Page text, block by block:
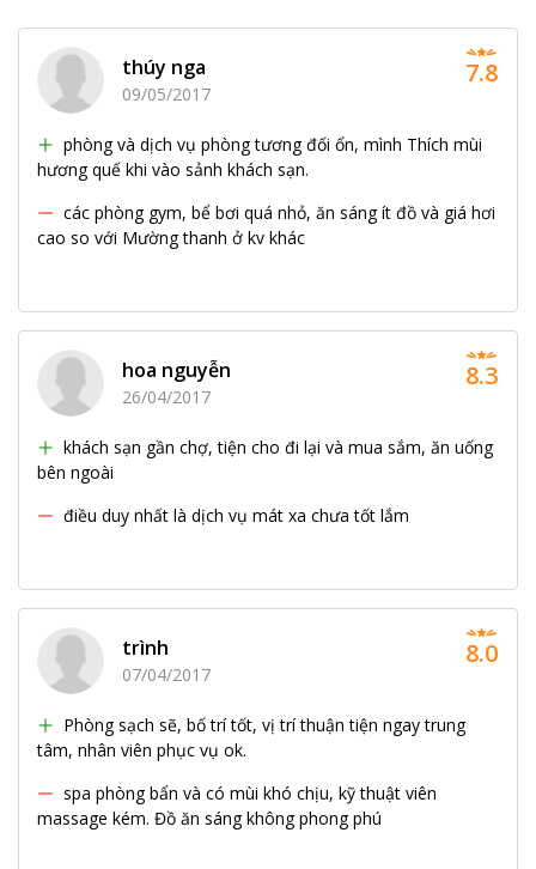
thúy nga
09/05/2017
phòng và dịch vụ phòng tương đối ổn, mình Thích mùi
hương quế khi vào sảnh khách sạn.
các phòng gym, bể bơi quá nhỏ, ăn sáng ít đồ và giá hơi
cao so với Mường thanh ở kv khác
7.8
hoa nguyễn
26/04/2017
khách sạn gần chợ, tiện cho đi lại và mua sắm, ăn uống
bên ngoài
điều duy nhất là dịch vụ mát xa chưa tốt lắm
8.3
trình
07/04/2017
Phòng sạch sẽ, bố trí tốt, vị trí thuận tiện ngay trung
tâm, nhân viên phục vụ ok.
spa phòng bẩn và có mùi khó chịu, kỹ thuật viên
massage kém. Đồ ăn sáng không phong phú
8.0